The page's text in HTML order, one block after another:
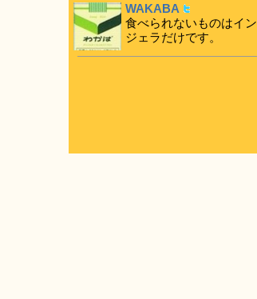
WAKABA
食べられないものはイン
ジェラだけです。